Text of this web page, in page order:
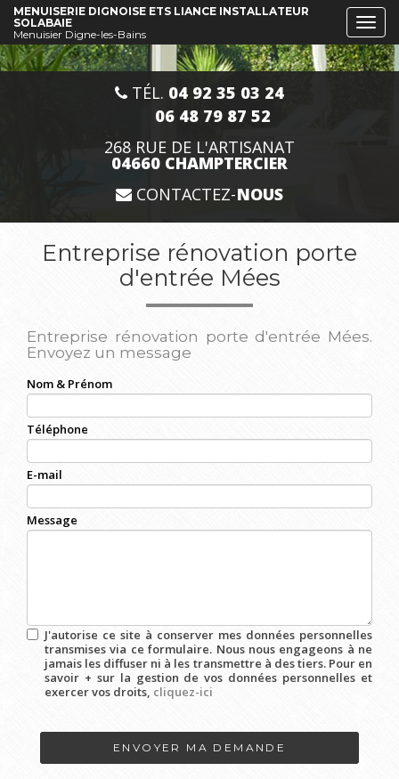
Aller
contenu
principal
MENUISERIE DIGNOISE ETS LIANCE INSTALLATEUR
SOLABAIE
Menuisier Digne-les-Bains
TÉL. 04 92 35 03 24
06 48 79 87 52
268 RUE DE L'ARTISANAT
04660 CHAMPTERCIER
CONTACTEZ-NOUS
Entreprise rénovation porte
d'entrée Mées
Entreprise rénovation porte d'entrée Mées.
Envoyez un message
Nom & Prénom
Téléphone
E-mail
Message
J'autorise ce site à conserver mes données personnelles
transmises via ce formulaire. Nous nous engageons à ne
jamais les diffuser ni à les transmettre à des tiers. Pour en
savoir + sur la gestion de vos données personnelles et
exercer vos droits, cliquez-ici
ENVOYER MA DEMANDE